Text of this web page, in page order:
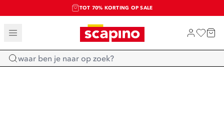
TOT 70% KORTING OP SALE
SALE: LAATSTE KANS!
SHOP NIEUW
Home